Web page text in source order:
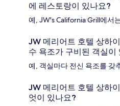
에 레스토랑이 있나요?
예, JW's California Grill에서
JW 메리어트 호텔 상하
수 욕조가 구비된 객실이
예, 객실마다 전신 욕조를 갖
JW 메리어트 호텔 상하
엇이 있나요?